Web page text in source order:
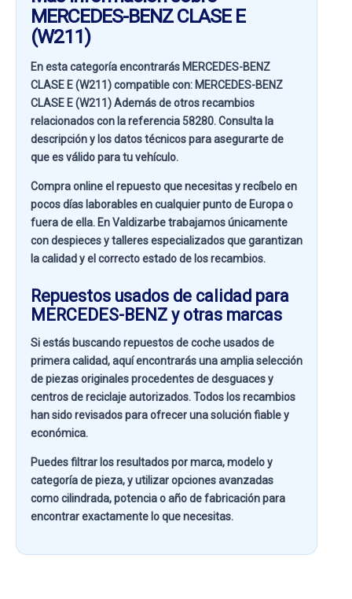
MERCEDES-BENZ CLASE E
(W211)
En esta categoría encontrarás MERCEDES-BENZ
CLASE E (W211) compatible con: MERCEDES-BENZ
CLASE E (W211)Además de otros recambios
relacionados con la referencia 58280. Consulta la
descripción y los datos técnicos para asegurarte de
que es válido para tu vehículo.
Compra online el repuesto que necesitas y recíbelo en
pocos días laborables en cualquier punto de Europa o
fuera de ella. EnValdizarbetrabajamos únicamente
con despieces y talleres especializados que garantizan
la calidad y el correcto estado de los recambios.
Repuestos usados de calidad para
MERCEDES-BENZ y otras marcas
Si estás buscandorepuestos de coche usados de
primera calidad, aquí encontrarás una amplia selección
de piezas originales procedentes de desguaces y
centros de reciclaje autorizados. Todos los recambios
han sido revisados para ofrecer una solución fiable y
económica.
Puedes filtrar los resultados pormarca, modelo y
categoría de pieza, y utilizar opciones avanzadas
comocilindrada, potencia o año de fabricaciónpara
encontrar exactamente lo que necesitas.